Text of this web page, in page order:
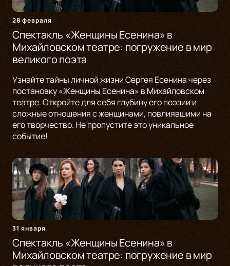
28 февраля
Спектакль «Женщины Есенина» в
Михайловском театре: погружение в мир
великого поэта
Узнайте тайны личной жизни Сергея Есенина через
постановку «Женщины Есенина» в Михайловском
театре. Откройте для себя глубину его поэзии и
сложные отношения с женщинами, повлиявшими на
его творчество. Не пропустите это уникальное
событие!
31 января
Спектакль «Женщины Есенина» в
Михайловском театре: погружение в мир